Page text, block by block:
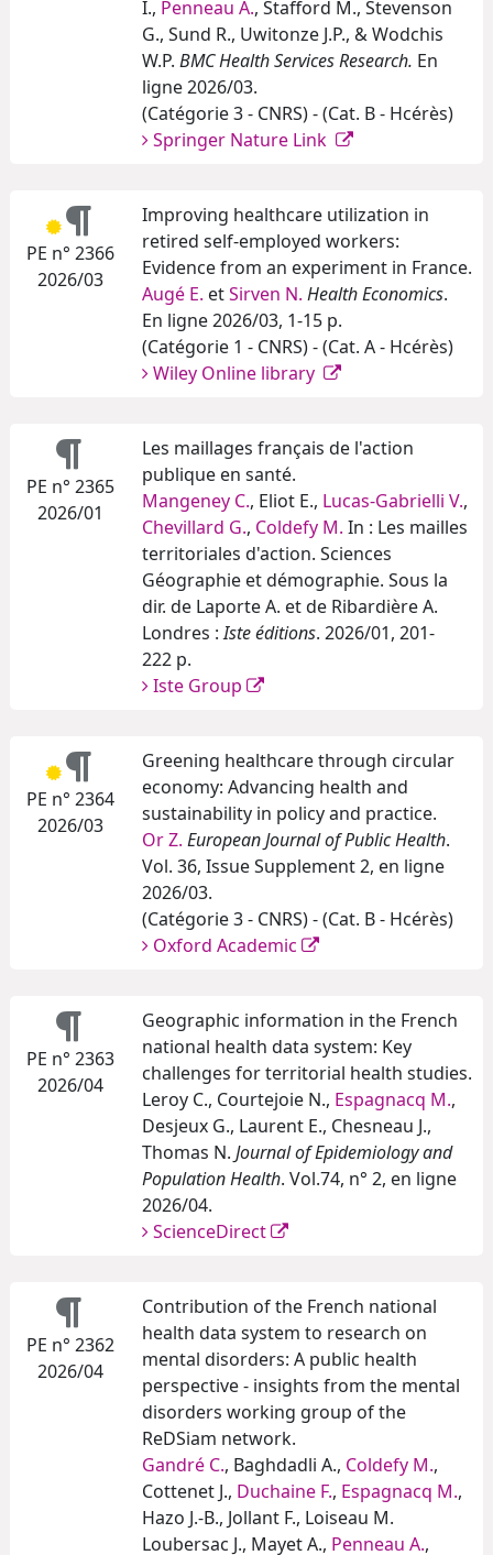
I., Penneau A., Stafford M., Stevenson
G., Sund R., Uwitonze J.P., & Wodchis
W.P. BMC Health Services Research. En
ligne 2026/03.
(Catégorie 3 - CNRS) - (Cat. B - Hcérès)
Springer Nature Link
PE n° 2366
2026/03
Improving healthcare utilization in
retired self-employed workers:
Evidence from an experiment in France.
Augé E. etSirven N. Health Economics.
En ligne 2026/03, 1-15 p.
(Catégorie 1 - CNRS) - (Cat. A - Hcérès)
Wiley Online library
PE n° 2365
2026/01
Les maillages français de l'action
publique en santé.
Mangeney C., Eliot E., Lucas-Gabrielli V.,
Chevillard G., Coldefy M. In : Les mailles
territoriales d'action. Sciences
Géographie et démographie. Sous la
dir. de Laporte A. et de Ribardière A.
Londres :Iste éditions. 2026/01, 201-
222 p.
Iste Group
PE n° 2364
2026/03
Greening healthcare through circular
economy: Advancing health and
sustainability in policy and practice.
Or Z. European Journal of Public Health.
Vol. 36, Issue Supplement 2, en ligne
2026/03.
(Catégorie 3 - CNRS) - (Cat. B - Hcérès)
Oxford Academic
PE n° 2363
2026/04
Geographic information in the French
national health data system: Key
challenges for territorial health studies.
Leroy C., Courtejoie N., Espagnacq M.,
Desjeux G., Laurent E., Chesneau J.,
Thomas N. Journal of Epidemiology and
Population Health. Vol.74, n° 2, en ligne
2026/04.
ScienceDirect
PE n° 2362
2026/04
Contribution of the French national
health data system to research on
mental disorders: A public health
perspective - insights from the mental
disorders working group of the
ReDSiam network.
Gandré C., Baghdadli A., Coldefy M.,
Cottenet J., Duchaine F., Espagnacq M.,
Hazo J.-B., Jollant F., Loiseau M.
Loubersac J., Mayet A., Penneau A.,